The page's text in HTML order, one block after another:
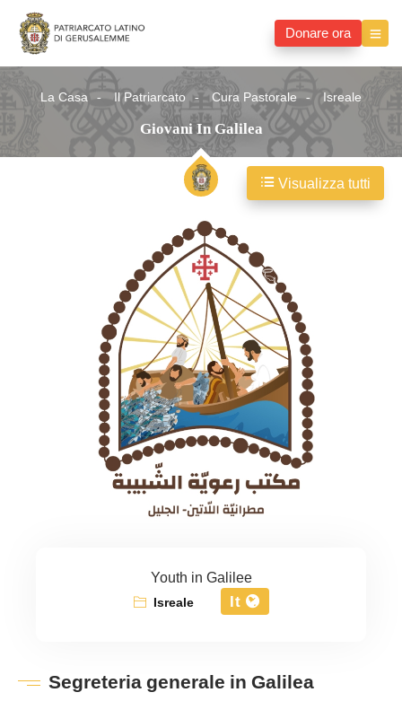
Donare ora
La Casa Il Patriarcato Cura Pastorale Isreale
Giovani In Galilea
Youth in Galilee
Isreale It
Segreteria generale in Galilea
Visualizza tutti